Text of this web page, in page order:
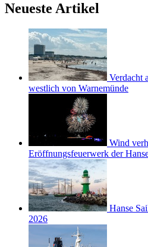
Neueste Artikel
Verdacht
westlich von Warnemünde
Wind
Eröffnungsfeuerwerk der
Hanse
2026